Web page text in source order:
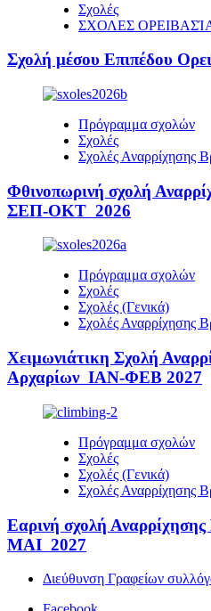
Σχολές
ΣΧΟΛΕΣ
Σχολή μέσου Επιπέδου
Πρόγραμμα σχολών
Σχολές
Σχολές Αναρρίχησης
Φθινοπωρινή σχολή
ΣΕΠ-ΟΚΤ 2026
Πρόγραμμα σχολών
Σχολές
Σχολές (Γενικά)
Σχολές Αναρρίχησης
Χειμωνιάτικη Σχολή
Αρχαρίων ΙΑΝ-ΦΕΒ 2027
Πρόγραμμα σχολών
Σχολές
Σχολές (Γενικά)
Σχολές Αναρρίχησης
Εαρινή σχολή
ΜΑΙ 2027
Διεύθυνση Γραφείων